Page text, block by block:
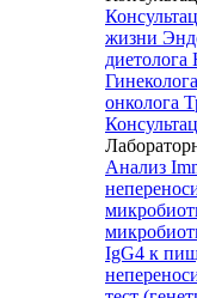
жизни
диетолога
Гинеколога
онколога
Анализ
IgG4 к